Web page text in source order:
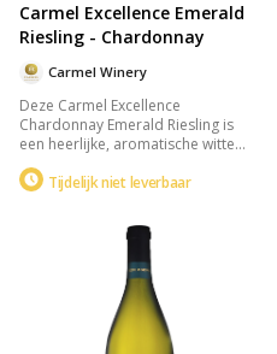
Carmel Excellence Emerald
Riesling - Chardonnay
Carmel Winery
Deze Carmel Excellence
Chardonnay Emerald Riesling is
een heerlijke, aromatische witte
Israëlische wijn, met een frisse
smaak van grapefruit, litchi en
exclusieve wijn, want al onze
Israëlische Carmel wijnen zijn
binnen de Benelux exclusief bij ons
DagelijkseBroodkruimels
verkrijgbaar! Een heerlijke, koshere
wijn die perfect smaakt bij kruidige
maaltijden, zoals Indische en
Tijdelijk niet leverbaar